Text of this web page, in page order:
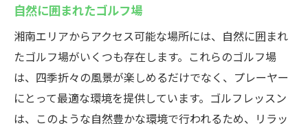
自然に囲まれたゴルフ場
湘南エリアからアクセス可能な場所には、自然に囲まれ
たゴルフ場がいくつも存在します。これらのゴルフ場
は、四季折々の風景が楽しめるだけでなく、プレーヤー
にとって最適な環境を提供しています。ゴルフレッスン
は、このような自然豊かな環境で行われるため、リラッ